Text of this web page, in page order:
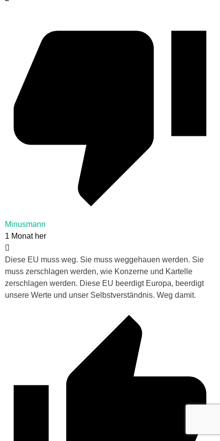
Minusmann
1 Monat her
Diese EU muss weg. Sie muss weggehauen werden. Sie
muss zerschlagen werden, wie Konzerne und Kartelle
zerschlagen werden. Diese EU beerdigt Europa, beerdigt
unsere Werte und unser Selbstverständnis. Weg damit.